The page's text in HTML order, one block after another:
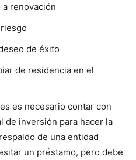
renovación
de éxito
de residencia en el
es necesario contar con
de inversión para hacer la
de una entidad
un préstamo, pero debe